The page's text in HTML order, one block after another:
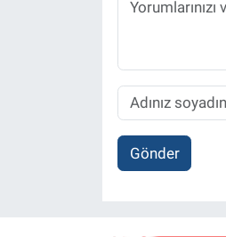
Gönder